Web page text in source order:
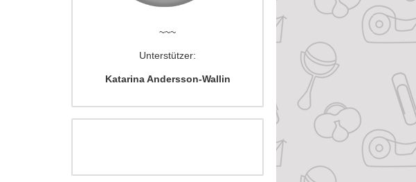
~~~
Unterstützer:
Katarina Andersson-Wallin